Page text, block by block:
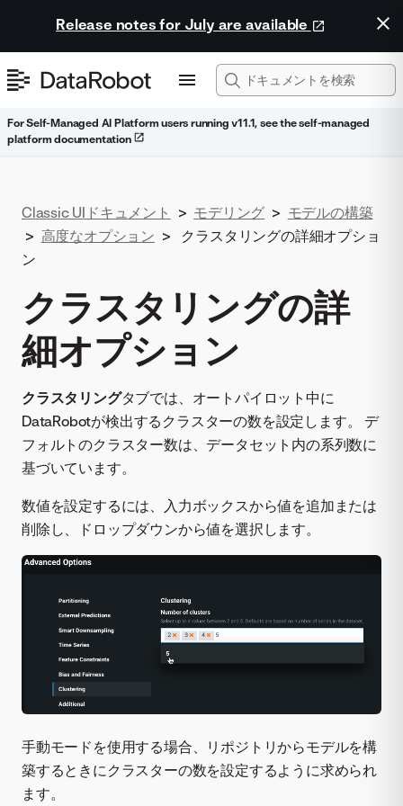
Release notes for July are available
For Self-Managed AI Platform users running v11.1, see the self-managed
platform documentation
Classic UIドキュメント > モデリング > モデルの構築
> 高度なオプション >
クラスタリングの詳細オプショ
ン
クラスタリングの詳
細オプション
クラスタリングタブでは、オートパイロット中に
DataRobotが検出するクラスターの数を設定します。 デ
フォルトのクラスター数は、データセット内の系列数に
基づいています。
数値を設定するには、入力ボックスから値を追加または
削除し、ドロップダウンから値を選択します。
手動モードを使用する場合、リポジトリからモデルを構
築するときにクラスターの数を設定するように求められ
ます。